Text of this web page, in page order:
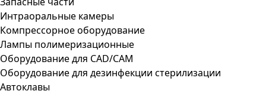
Интраоральные камеры
Компрессорное оборудование
Лампы полимеризационные
Оборудование для CAD/CAM
Оборудование для дезинфекции стерилизации
Автоклавы